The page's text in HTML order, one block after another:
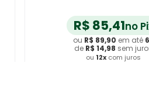
R$ 85,41no
ou R$ 89,90 em até 6
de R$ 14,98 sem
ou 12x com juros